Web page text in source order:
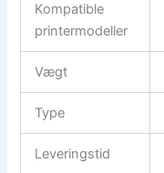
Kompatible
printermodeller
Vægt
Type
Leveringstid